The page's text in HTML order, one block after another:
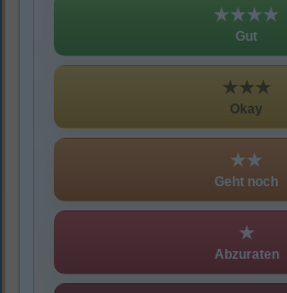
★★★★
Gut
★★★
Okay
★★
Geht noch
★
Abzuraten